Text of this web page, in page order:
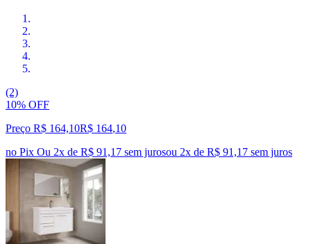
(2)
10% OFF
Preço R$ 164,10R$ 164,10
no Pix Ou 2x de R$ 91,17 sem jurosou 2x de R$ 91,17 sem juros